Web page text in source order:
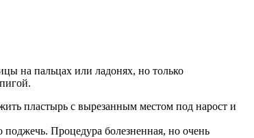
на пальцах или ладонях, но только
пластырь с вырезанным местом под нарост и
поджечь. Процедура болезненная, но очень